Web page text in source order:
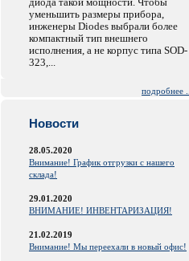
уменьшить размеры прибора,
инженеры Diodes выбрали более
компактный тип внешнего
исполнения, а не корпус типа SOD-
323,...
подробнее ...
Новости
28.05.2020
Внимание! График отгрузки с нашего
склада!
29.01.2020
ВНИМАНИЕ! ИНВЕНТАРИЗАЦИЯ!
21.02.2019
Внимание! Мы переехали в новый офис!